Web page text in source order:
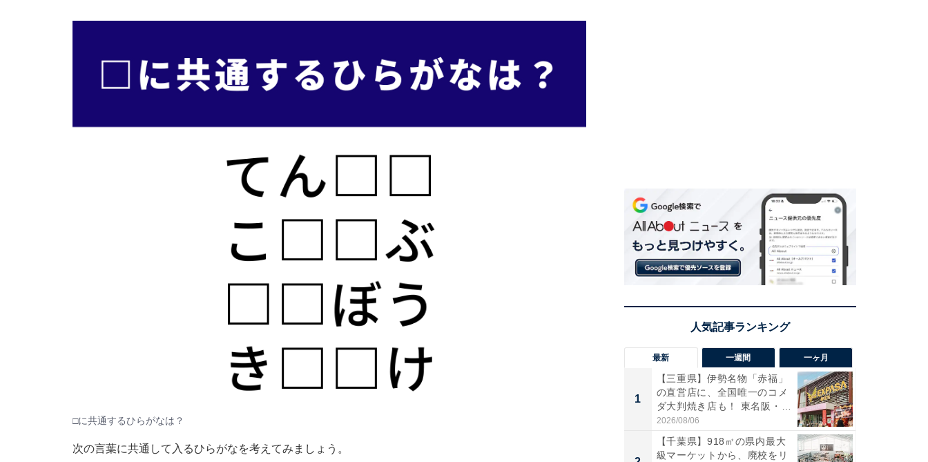
□に共通するひらがなは？
次の言葉に共通して入るひらがなを考えてみましょう。
最新 一週間 一ヶ月
1
【三重県】伊勢名物「赤福」
の直営店に、全国唯一のコメ
ダ大判焼き店も！ 東名阪・
伊...
2026/08/06
【千葉県】918㎡の県内最大
級マーケットから、廃校をリ